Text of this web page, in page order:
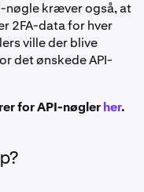
nøgle kræver også, at
2FA-data for hver
ville der blive
det ønskede API-
for API-nøglerher.